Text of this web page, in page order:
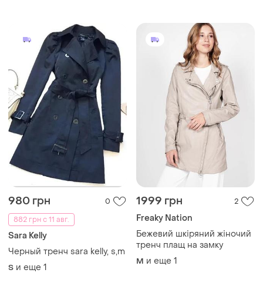
980 грн
0
882 грн с 11 авг.
Sara Kelly
Черный тренч sara kelly, s,m
S и еще 1
1999 грн 2
Freaky Nation
Бежевий шкіряний жіночий
тренч плащ на замку
M и еще 1